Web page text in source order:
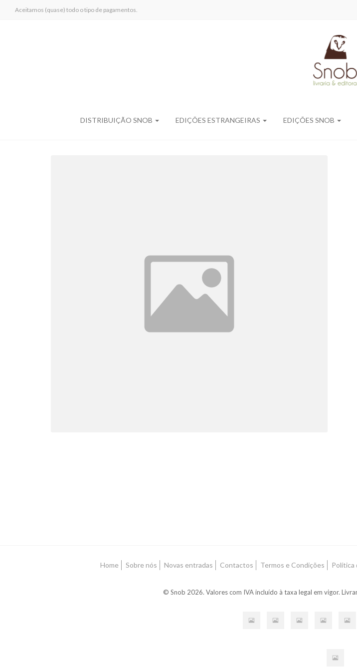
Aceitamos (quase) todo o tipo de pagamentos.
DISTRIBUIÇÃO SNOB EDIÇÕES ESTRANGEIRAS EDIÇÕES SNOB
Home Sobre nós Novas entradas Contactos Termos e Condições Política
© Snob 2026. Valores com IVA incluído à taxa legal em vigor.